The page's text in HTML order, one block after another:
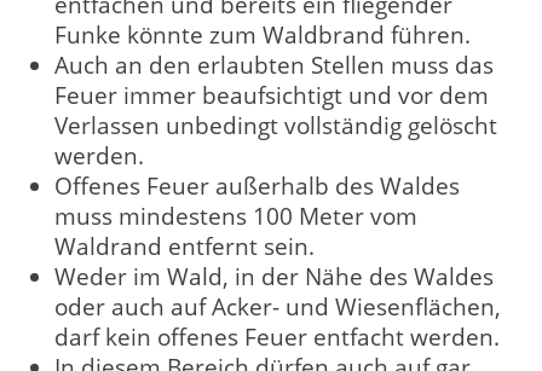
Funke könnte zum Waldbrand führen.
Auch an den erlaubten Stellen muss das
Feuer immer beaufsichtigt und vor dem
Verlassen unbedingt vollständig gelöscht
werden.
Offenes Feuer außerhalb des Waldes
muss mindestens 100 Meter vom
Waldrand entfernt sein.
Weder im Wald, in der Nähe des Waldes
oder auch auf Acker- und Wiesenflächen,
darf kein offenes Feuer entfacht werden.